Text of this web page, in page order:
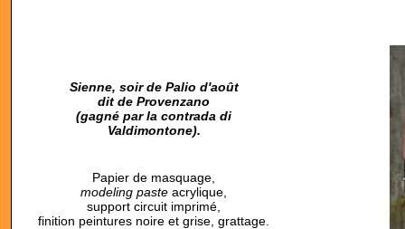
Sienne, soir de Palio d'août
dit de Provenzano
(gagné par la contrada di
Valdimontone).
Papier de masquage,
modeling paste acrylique,
support circuit imprimé,
finition peintures noire et grise, grattage.